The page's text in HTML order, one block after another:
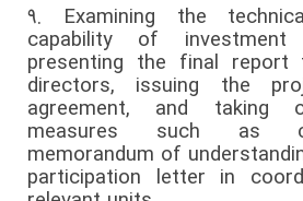
9. Examining the
capability of investment
presenting the final
directors, issuing the
agreement, and taking
measures such as
memorandum of
participation letter in